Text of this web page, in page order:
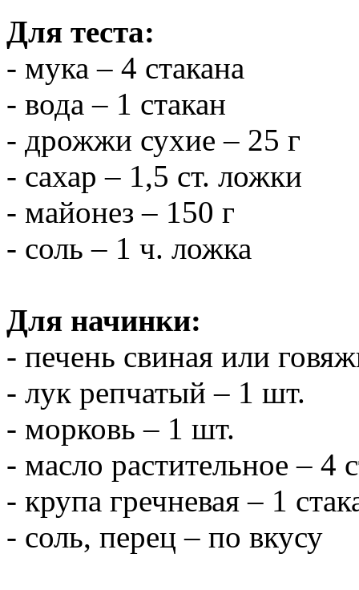
Для теста:
- мука – 4 стакана
- вода – 1 стакан
- дрожжи сухие – 25 г
- сахар – 1,5 ст. ложки
- майонез – 150 г
- соль – 1 ч. ложка
Для начинки:
- печень свиная или
- лук репчатый – 1 шт.
- морковь – 1 шт.
- масло растительное – 4
- крупа гречневая – 1
- соль, перец – по вкусу